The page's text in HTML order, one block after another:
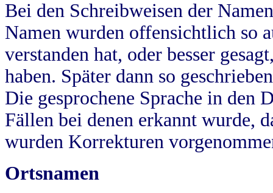
Bei den Schreibweisen der
Namen wurden offensichtlich so
verstanden hat, oder besser
haben. Später dann so
Die gesprochene Sprache in
Fällen bei denen erkannt wurde,
wurden Korrekturen
Ortsnamen